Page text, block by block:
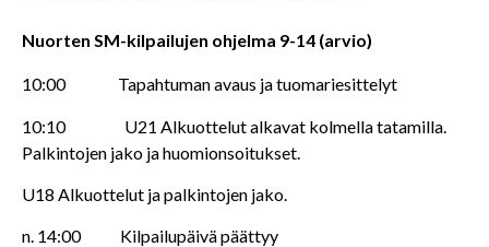
Nuorten SM-kilpailujen ohjelma 9-14 (arvio)
10:00 Tapahtuman avaus ja tuomariesittelyt
10:10 U21 Alkuottelut alkavat kolmella tatamilla.
Palkintojen jako ja huomionsoitukset.
U18 Alkuottelut ja palkintojen jako.
n. 14:00 Kilpailupäivä päättyy